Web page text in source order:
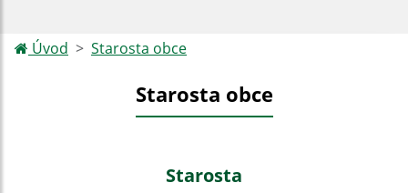
Úvod Starosta obce
Starosta obce
Starosta